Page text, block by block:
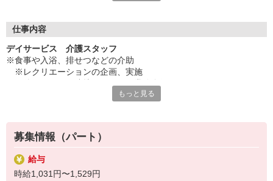
・ツクイ独自の福祉厚生制度でプライベートも充実
・子育て支援の福利厚生制度あり！子育てと仕事の両立を応援◎
・スタッフ何でも相談窓口やライフキャリア相談など、各相談窓
口あり
◇頑張った分、スタッフに還元！
・パートは特別手当の支給あり
仕事内容
デイサービス 介護スタッフ
※食事や入浴、排せつなどの介助
※レクリエーションの企画、実施
★＼サービス・職種の魅力／
「今私たちに求められていることは何だろう」「どんな工夫をした
ら喜んでいただけるだろう」他職種で連携しながら創意工夫し支援
していきます。感謝の言葉を直接いただけたり、信頼関係を築いて
いくことができます。日勤のみで働け介護度も比較的高くないた
もっと見る
募集情報（パート）
給与
時給1,031円〜1,529円